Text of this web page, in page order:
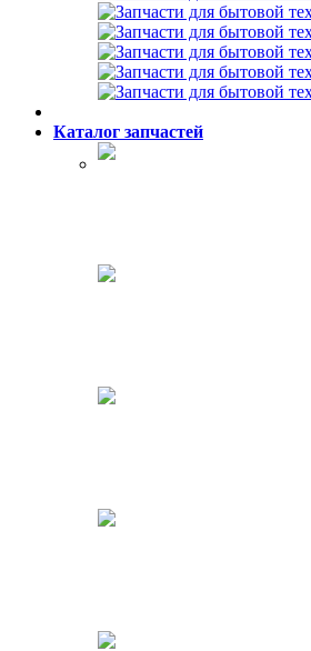
Каталог запчастей